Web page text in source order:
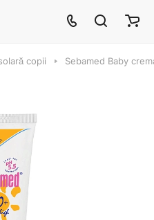
copii Sebamed Baby